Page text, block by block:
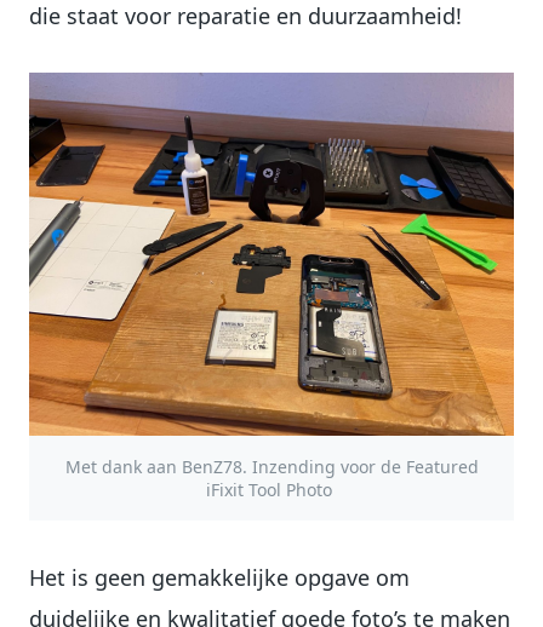
die staat voor reparatie en duurzaamheid!
Met dank aan BenZ78. Inzending voor de Featured
iFixit Tool Photo
Het is geen gemakkelijke opgave om
duidelijke en kwalitatief goede foto’s te maken